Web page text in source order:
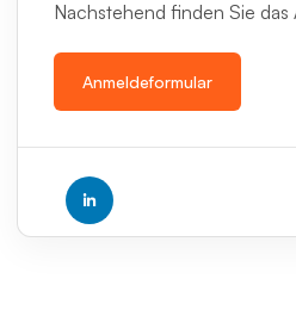
Nachstehend finden Sie das
Anmeldeformular